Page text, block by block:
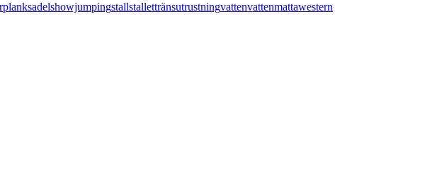
planksadelshowjumpingstallstallettränsutrustningvattenvattenmattawestern